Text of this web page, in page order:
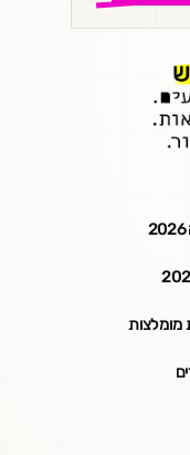
מומלצות